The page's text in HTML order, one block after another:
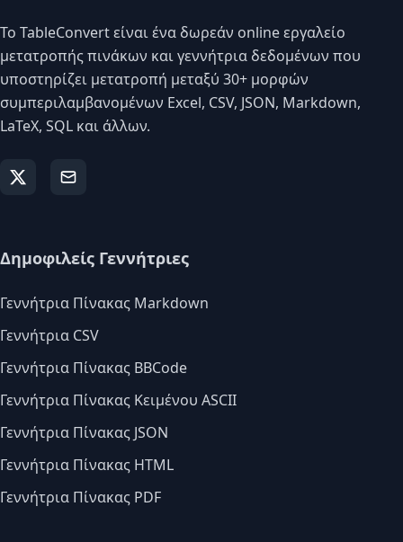
Το TableConvert είναι ένα δωρεάν online εργαλείο
μετατροπής πινάκων και γεννήτρια δεδομένων που
υποστηρίζει μετατροπή μεταξύ 30+ μορφών
συμπεριλαμβανομένων Excel, CSV, JSON, Markdown,
LaTeX, SQL και άλλων.
Δημοφιλείς Γεννήτριες
Γεννήτρια Πίνακας Markdown
Γεννήτρια CSV
Γεννήτρια Πίνακας BBCode
Γεννήτρια Πίνακας Κειμένου ASCII
Γεννήτρια Πίνακας JSON
Γεννήτρια Πίνακας HTML
Γεννήτρια Πίνακας PDF